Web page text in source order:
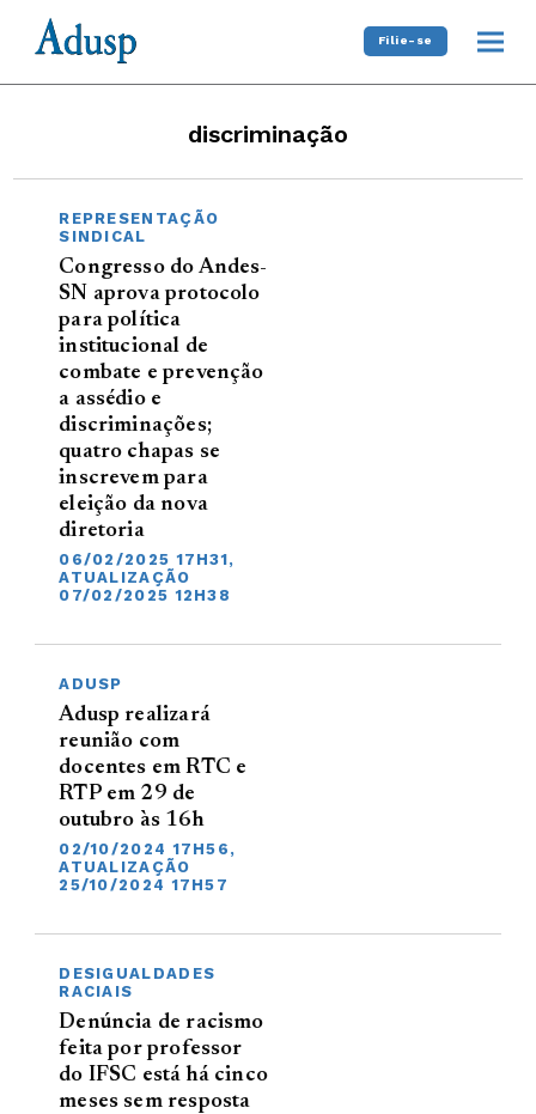
Filie-se
discriminação
REPRESENTAÇÃO
SINDICAL
Congresso do Andes-
SN aprova protocolo
para política
institucional de
combate e prevenção
a assédio e
discriminações;
quatro chapas se
inscrevem para
eleição da nova
diretoria
06/02/2025 17H31,
ATUALIZAÇÃO
07/02/2025 12H38
ADUSP
Adusp realizará
reunião com
docentes em RTC e
RTP em 29 de
outubro às 16h
02/10/2024 17H56,
ATUALIZAÇÃO
25/10/2024 17H57
DESIGUALDADES
RACIAIS
Denúncia de racismo
feita por professor
do IFSC está há cinco
meses sem resposta